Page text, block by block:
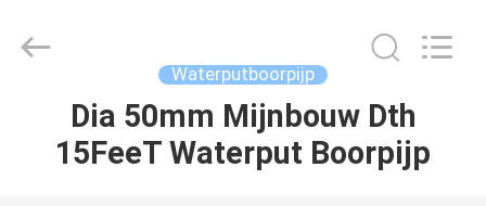
THUIS
Drill
Waterputboorpijp
Dia 50mm Mijnbouw Dth
15FeeT Waterput Boorpijp